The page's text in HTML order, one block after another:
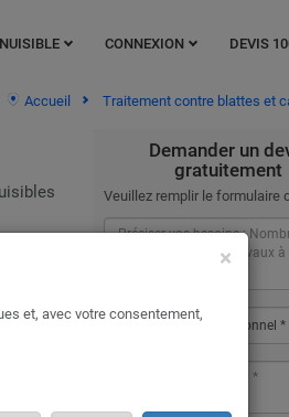
NUISIBLE CONNEXION DEVIS
Accueil Traitement contre blattes et
Demander un
gratuitement
Veuillez remplir le formulaire
×
et, avec votre consentement,